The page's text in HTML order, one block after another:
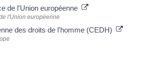
de l'Union européenne
l'Union européenne
des droits de l'homme (CEDH)